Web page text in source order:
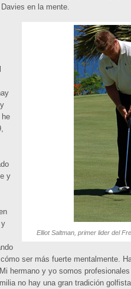
en la mente.
Elliot Saltman, primer lider del
he
y
y
ser más fuerte mentalmente.
hermano y yo somos
no hay una gran tradición